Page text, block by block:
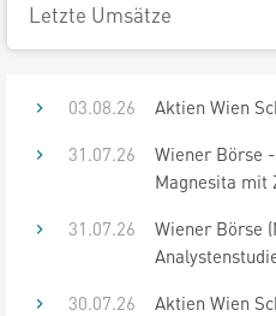
Letzte Umsätze
03.08.26
Aktien Wien
31.07.26
Wiener Börse
Magnesita mit
31.07.26
Wiener Börse
30.07.26
Aktien Wien